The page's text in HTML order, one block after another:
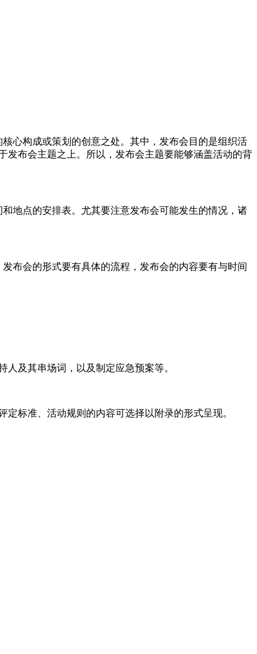
心构成或策划的创意之处。其中，发布会目的是组织活
发布会主题之上。所以，发布会主题要能够涵盖活动的背
地点的安排表。尤其要注意发布会可能发生的情况，诸
布会的形式要有具体的流程，发布会的内容要有与时间
及其串场词，以及制定应急预案等。
标准、活动规则的内容可选择以附录的形式呈现。